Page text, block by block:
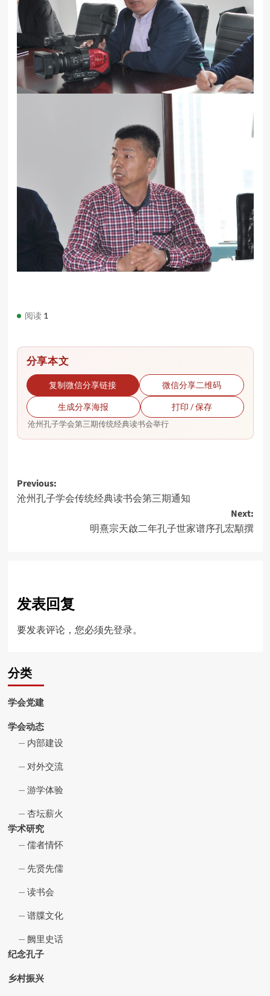
阅读 1
分享本文
复制微信分享链接 微信分享二维码
生成分享海报 打印 / 保存
沧州孔子学会第三期传统经典读书会举行
Post
navigation
Previous:
沧州孔子学会传统经典读书会第三期通知
Next:
明熹宗天啟二年孔子世家谱序孔宏顒撰
发表回复
要发表评论，您必须先登录。
分类
学会党建
学会动态
内部建设
对外交流
游学体验
杏坛薪火
学术研究
儒者情怀
先贤先儒
读书会
谱牒文化
阙里史话
纪念孔子
乡村振兴